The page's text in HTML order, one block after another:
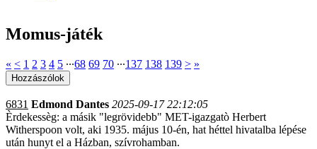
Momus-játék
« < 1 2 3 4 5 ∙∙∙68 69 70 ∙∙∙137 138 139 > »
6831 Edmond Dantes 2025-09-17 22:12:05
Èrdekessèg: a másik "legrövidebb" MET-igazgatò Herbert
Witherspoon volt, aki 1935. május 10-én, hat héttel hivatalba lépése
után hunyt el a Házban, szívrohamban.